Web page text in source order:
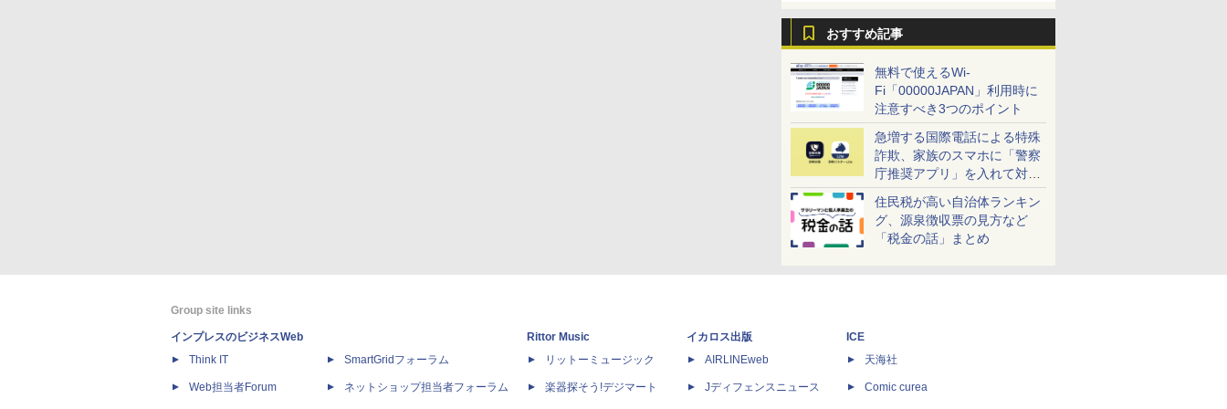
おすすめ記事
無料で使えるWi-
Fi「00000JAPAN」利用時に
注意すべき3つのポイント
急増する国際電話による特殊
詐欺、家族のスマホに「警察
庁推奨アプリ」を入れて対策
しよう！
住民税が高い自治体ランキン
グ、源泉徴収票の見方など
「税金の話」まとめ
Group site links
インプレスのビジネスWeb
Think IT
Web担当者Forum
SmartGridフォーラム
ネットショップ担当者フォーラム
Rittor Music
リットーミュージック
楽器探そう!デジマート
イカロス出版
AIRLINEweb
Jディフェンスニュース
ICE
天海社
Comic curea